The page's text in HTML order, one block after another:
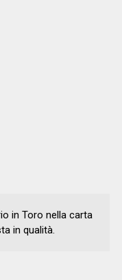
in Toro nella carta
in qualità.